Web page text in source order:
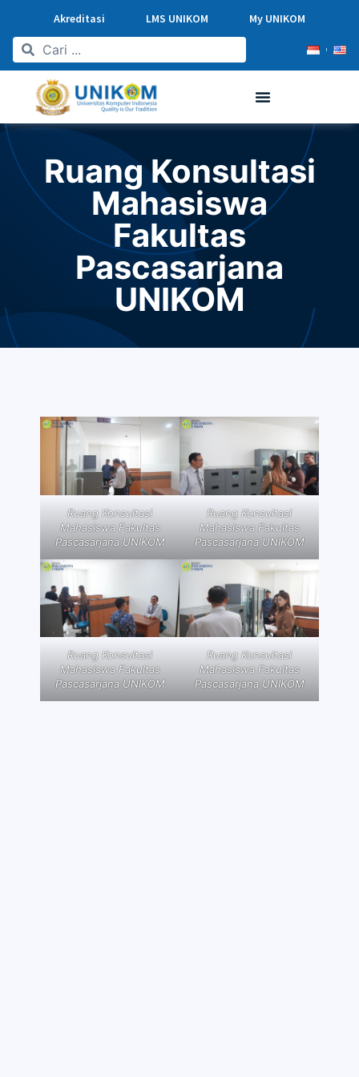
Akreditasi LMS UNIKOM My UNIKOM
Ruang Konsultasi
Mahasiswa
Fakultas
Pascasarjana
UNIKOM
Ruang Konsultasi
Mahasiswa Fakultas
Pascasarjana UNIKOM
Ruang Konsultasi
Mahasiswa Fakultas
Pascasarjana UNIKOM
Ruang Konsultasi
Mahasiswa Fakultas
Pascasarjana UNIKOM
Ruang Konsultasi
Mahasiswa Fakultas
Pascasarjana UNIKOM